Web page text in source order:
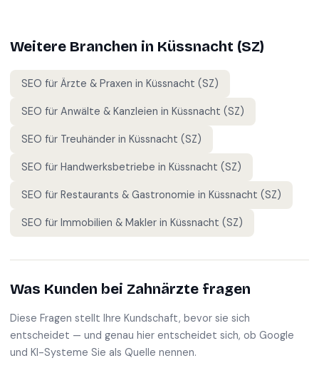
Weitere Branchen in Küssnacht (SZ)
SEO für Ärzte & Praxen in Küssnacht (SZ)
SEO für Anwälte & Kanzleien in Küssnacht (SZ)
SEO für Treuhänder in Küssnacht (SZ)
SEO für Handwerksbetriebe in Küssnacht (SZ)
SEO für Restaurants & Gastronomie in Küssnacht (SZ)
SEO für Immobilien & Makler in Küssnacht (SZ)
Was Kunden bei Zahnärzte fragen
Diese Fragen stellt Ihre Kundschaft, bevor sie sich
entscheidet — und genau hier entscheidet sich, ob Google
und KI-Systeme Sie als Quelle nennen.